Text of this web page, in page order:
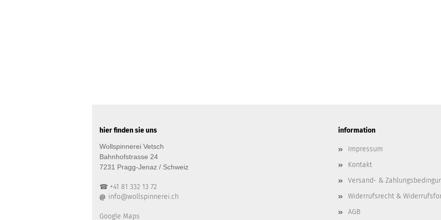
hier finden sie uns
Wollspinnerei Vetsch
Bahnhofstrasse 24
7231 Pragg-Jenaz / Schweiz
☎ +41 81 332 13 72
@ info@wollspinnerei.ch
Google Maps
information
Impressum
Kontakt
Versand- &
Widerrufsrecht &
AGB